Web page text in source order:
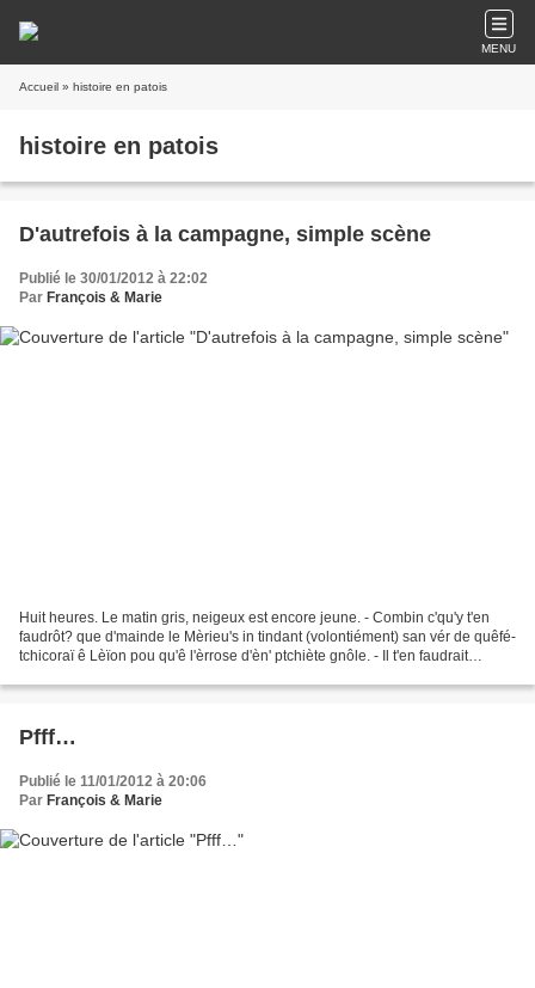
MENU
Accueil » histoire en patois
histoire en patois
D'autrefois à la campagne, simple scène
Publié le 30/01/2012 à 22:02
Par François & Marie
Huit heures. Le matin gris, neigeux est encore jeune. - Combin c'qu'y t'en
faudrôt? que d'mainde le Mèrieu's in tindant (volontiément) san vér de quêfé-
tchicoraï ê Lèïon pou qu'ê l'èrrose d'èn' ptchiète gnôle. - Il t'en faudrait
Pfff…
Publié le 11/01/2012 à 20:06
Par François & Marie